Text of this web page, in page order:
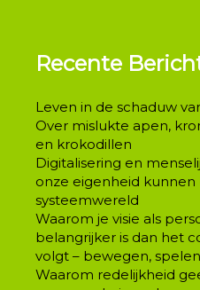
Recente
Leven in de schaduw
Over mislukte apen,
en krokodillen
Digitalisering en
onze eigenheid
systeemwereld
Waarom je visie als
belangrijker is dan het
volgt – bewegen,
Waarom redelijkheid